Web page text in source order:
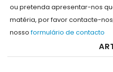
ou pretenda apresentar-nos
matéria, por favor contacte-
nossoformulário de contacto